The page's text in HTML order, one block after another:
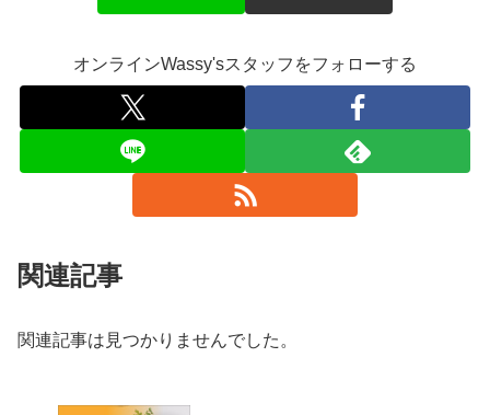
オンラインWassy'sスタッフをフォローする
関連記事
関連記事は見つかりませんでした。